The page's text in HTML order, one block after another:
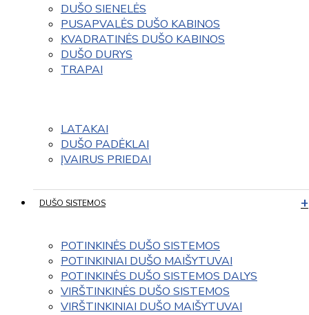
DUŠO SIENELĖS
PUSAPVALĖS DUŠO KABINOS
KVADRATINĖS DUŠO KABINOS
DUŠO DURYS
TRAPAI
LATAKAI
DUŠO PADĖKLAI
ĮVAIRUS PRIEDAI
DUŠO SISTEMOS
POTINKINĖS DUŠO SISTEMOS
POTINKINIAI DUŠO MAIŠYTUVAI
POTINKINĖS DUŠO SISTEMOS DALYS
VIRŠTINKINĖS DUŠO SISTEMOS
VIRŠTINKINIAI DUŠO MAIŠYTUVAI